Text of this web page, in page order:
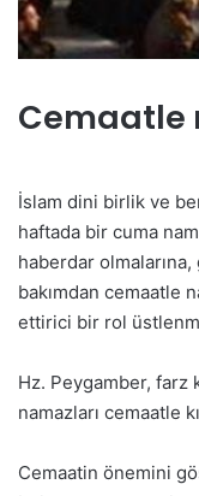
Cemaatle
İslam dini birlik ve
haftada bir cuma
haberdar
bakımdan cemaatle
ettirici bir rol
Hz. Peygamber, farz
namazları cemaatle
Cemaatin önemini